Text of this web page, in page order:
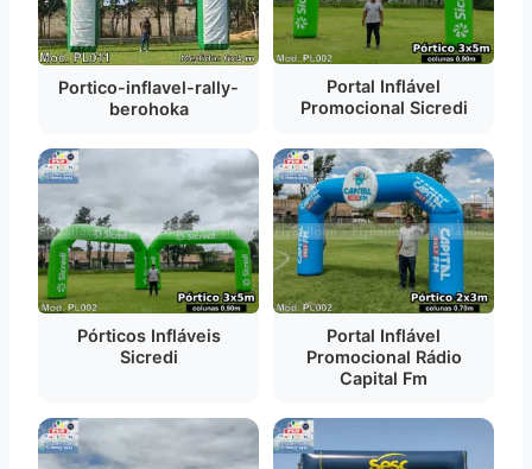
Portico-inflavel-rally-
berohoka
Portal Inflável
Promocional Sicredi
Pórticos Infláveis
Sicredi
Portal Inflável
Promocional Rádio
Capital Fm